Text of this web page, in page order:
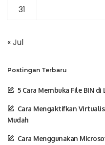
31
« Jul
Postingan Terbaru
5 Cara Membuka File BIN
Cara Mengaktifkan
Mudah
Cara Menggunakan